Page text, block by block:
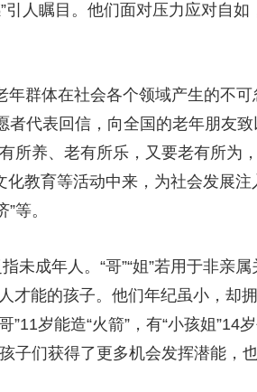
人瞩目。他们面对压力应对自
年群体在社会各个领域产生的不
者代表回信，向全国的老年朋友
养、老有所乐，又要老有所为
教育等活动中来，为社会发展注
等。
未成年人。“哥”“姐”若用于非亲
才能的孩子。他们年纪虽小，却
”11岁能造“火箭”，有“小孩姐
子们获得了更多机会发挥潜能，